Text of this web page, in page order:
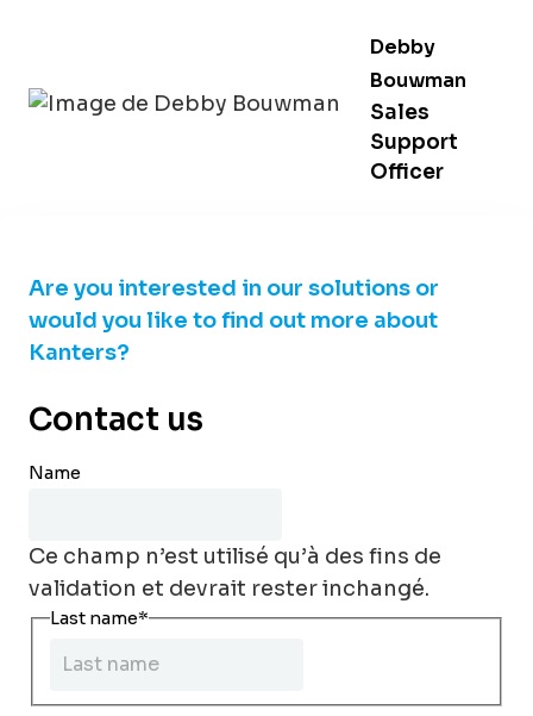
Debby
Bouwman
Sales
Support
Officer
Are you interested in our solutions or
would you like to find out more about
Kanters?
Contact us
Name
Ce champ n’est utilisé qu’à des fins de
validation et devrait rester inchangé.
Last name*